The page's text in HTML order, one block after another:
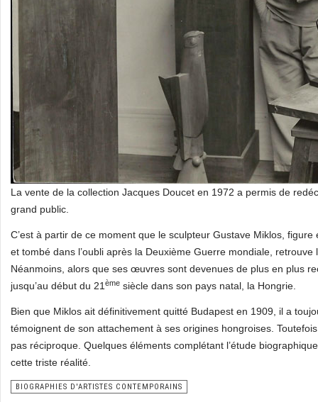
La vente de la collection Jacques Doucet en 1972 a permis de
grand public.
C’est à partir de ce moment que le sculpteur Gustave Miklos,
et tombé dans l’oubli après la Deuxième Guerre mondiale,
Néanmoins, alors que ses œuvres sont devenues de plus en plus
jusqu’au début du 21 ème siècle dans son pays natal, la Hongrie.
Bien que Miklos ait définitivement quitté Budapest en 1909, il a
témoignent de son attachement à ses origines hongroises.
pas réciproque. Quelques éléments complétant l’étude
cette triste réalité.
BIOGRAPHIES D'ARTISTES CONTEMPORAINS